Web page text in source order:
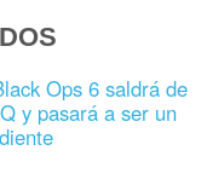
Ops 6 saldrá de
y pasará a ser un